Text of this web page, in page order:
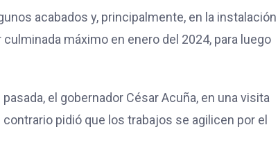
acabados y, principalmente, en la instalación
máximo en enero del 2024, para luego
el gobernador César Acuña, en una visita
pidió que los trabajos se agilicen por el